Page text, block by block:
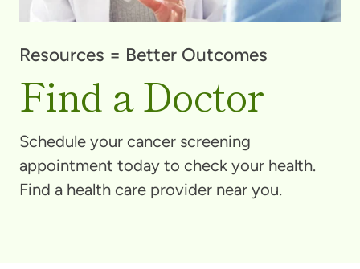
Resources = Better Outcomes
Find a Doctor
Schedule your cancer screening
appointment today to check your health.
Find a health care provider near you.